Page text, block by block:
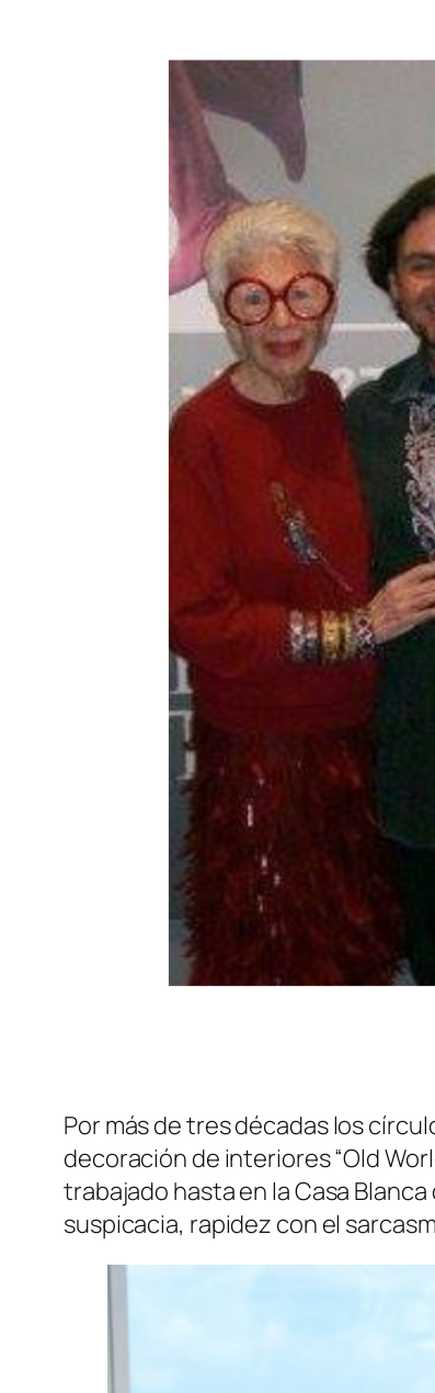
Por más de tres décadas los
decoración de interiores “Old
trabajado hasta en la Casa
suspicacia, rapidez con el